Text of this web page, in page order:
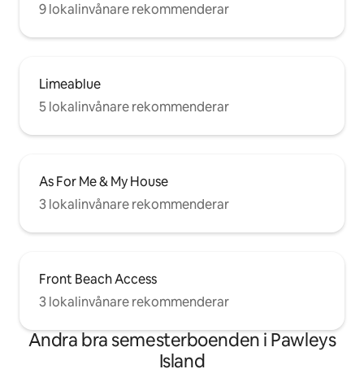
9 lokalinvånare rekommenderar
Limeablue
5 lokalinvånare rekommenderar
As For Me & My House
3 lokalinvånare rekommenderar
Front Beach Access
3 lokalinvånare rekommenderar
Andra bra semesterboenden i Pawleys
Island